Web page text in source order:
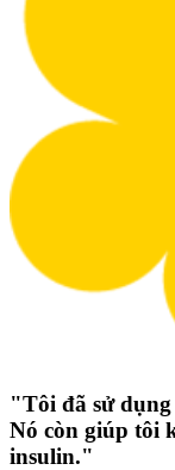
"Tôi đã sử
Nó còn giúp tôi
insulin."